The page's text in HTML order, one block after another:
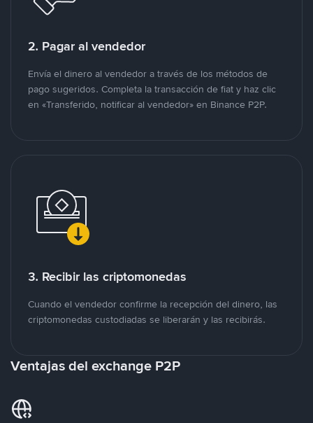
2. Pagar al vendedor
Envía el dinero al vendedor a través de los métodos de
pago sugeridos. Completa la transacción de fiat y haz clic
en «Transferido, notificar al vendedor» en Binance P2P.
3. Recibir las criptomonedas
Cuando el vendedor confirme la recepción del dinero, las
criptomonedas custodiadas se liberarán y las recibirás.
Ventajas del exchange P2P